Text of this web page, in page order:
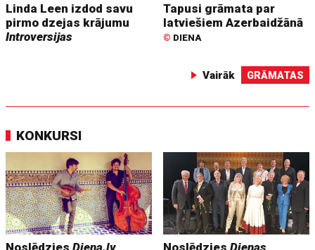
Linda Leen izdod savu
pirmo dzejas krājumu
Introversijas
Tapusi grāmata par
latviešiem Azerbaidžānā
© DIENA
Vairāk GRĀMATAS
KONKURSI
NoslēdziesDiena.lv NoslēdziesDienas